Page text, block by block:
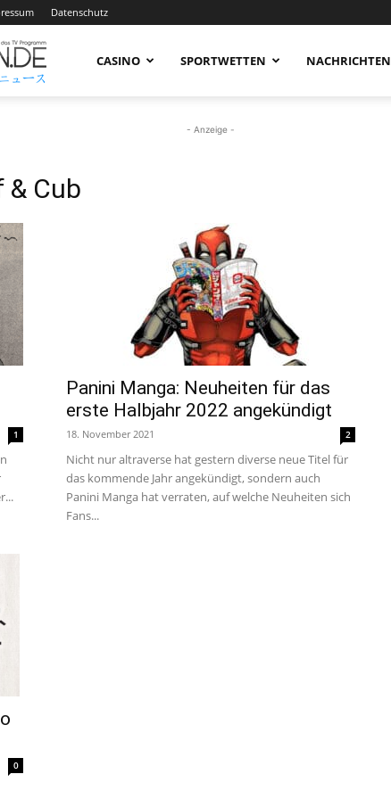
Datenschutz
AnimeNachrichten
Aktuelle
Anime,
CASINO SPORTWETTEN NACHRICHTEN
- Anzeige -
Cub
1
Panini Manga: Neuheiten für das
erste Halbjahr 2022 angekündigt
18. November 2021 2
Nicht nur altraverse hat gestern diverse neue Titel für
das kommende Jahr angekündigt, sondern auch
Panini Manga hat verraten, auf welche Neuheiten sich
Fans...
0